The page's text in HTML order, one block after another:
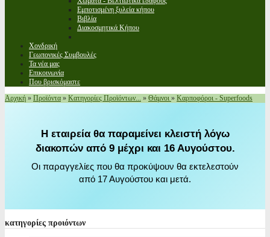
Εμποτισμένη ξυλεία κήπου
Βιβλία
Διακοσμητικά Κήπου
Χονδρική
Γεωπονικές Συμβουλές
Τα νέα μας
Επικοινωνία
Που βρισκόμαστε
Αρχική » Προϊόντα » Κατηγορίες Προϊόντων... » Θάμνοι » Καρποφόροι - Superfoods
Η εταιρεία θα παραμείνει κλειστή λόγω
διακοπών από 9 μέχρι και 16 Αυγούστου.
Οι παραγγελίες που θα προκύψουν θα εκτελεστούν
από 17 Αυγούστου και μετά.
κατηγορίες προιόντων